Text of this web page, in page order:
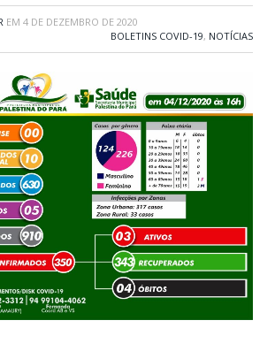
EM 4 DE DEZEMBRO DE 2020
BOLETINS COVID-19, NOTÍCIAS